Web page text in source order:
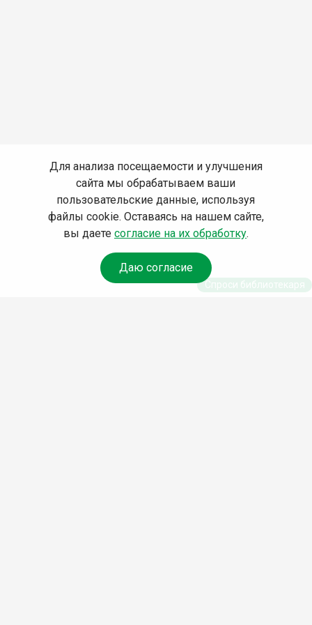
Для анализа посещаемости и улучшения
сайта мы обрабатываем ваши
пользовательские данные, используя
файлы cookie. Оставаясь на нашем сайте,
вы даете согласие на их обработку.
Даю согласие
Спроси библиотекаря